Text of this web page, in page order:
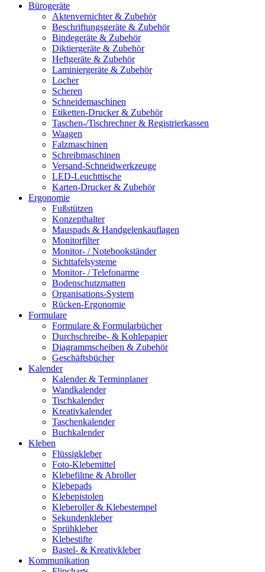
Bürogeräte
Aktenvernichter & Zubehör
Beschriftungsgeräte & Zubehör
Bindegeräte & Zubehör
Diktiergeräte & Zubehör
Heftgeräte & Zubehör
Laminiergeräte & Zubehör
Locher
Scheren
Schneidemaschinen
Etiketten-Drucker & Zubehör
Taschen-/Tischrechner & Registrierkassen
Waagen
Falzmaschinen
Schreibmaschinen
Versand-Schneidwerkzeuge
LED-Leuchttische
Karten-Drucker & Zubehör
Ergonomie
Fußstützen
Konzepthalter
Mauspads & Handgelenkauflagen
Monitorfilter
Monitor- / Notebookständer
Sichttafelsysteme
Monitor- / Telefonarme
Bodenschutzmatten
Organisations-System
Rücken-Ergonomie
Formulare
Formulare & Formularbücher
Durchschreibe- & Kohlepapier
Diagrammscheiben & Zubehör
Geschäftsbücher
Kalender
Kalender & Terminplaner
Wandkalender
Tischkalender
Kreativkalender
Taschenkalender
Buchkalender
Kleben
Flüssigkleber
Foto-Klebemittel
Klebefilme & Abroller
Klebepads
Klebepistolen
Kleberoller & Klebestempel
Sekundenkleber
Sprühkleber
Klebestifte
Bastel- & Kreativkleber
Kommunikation